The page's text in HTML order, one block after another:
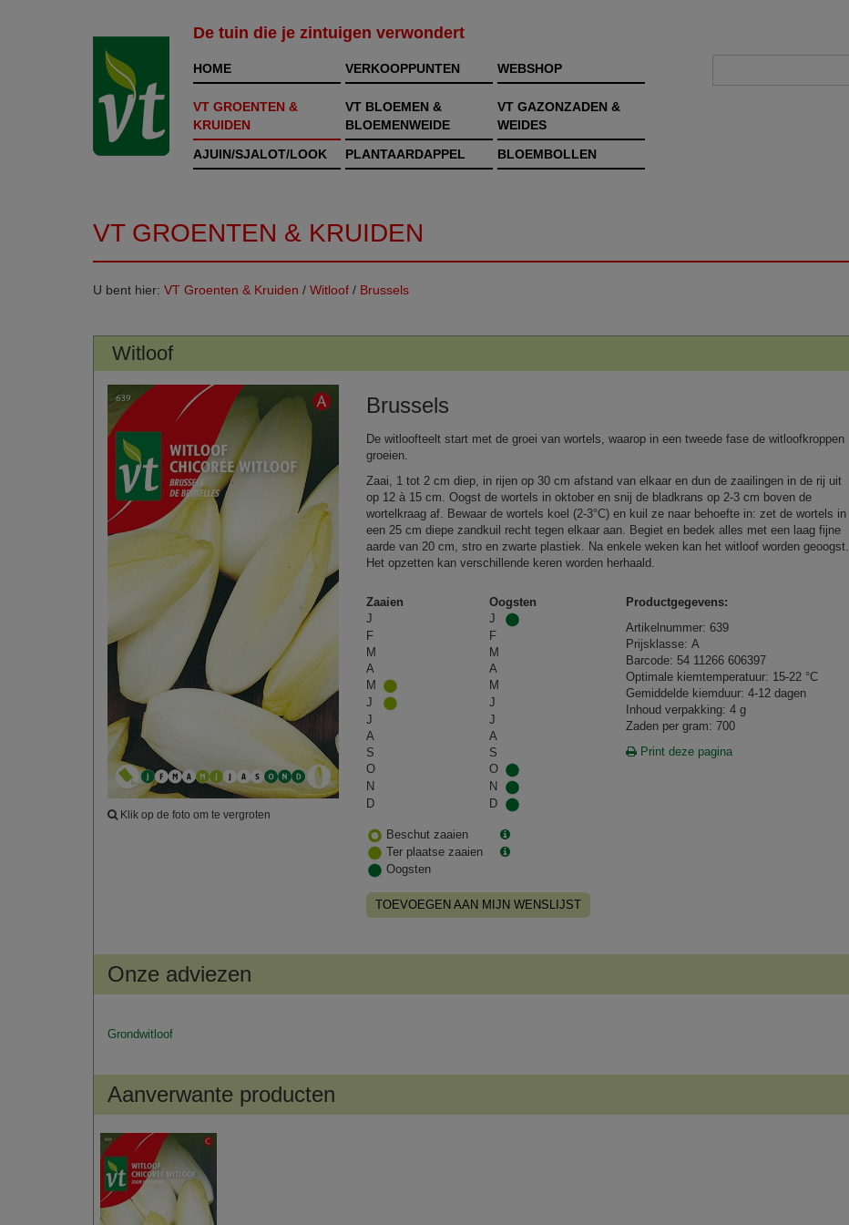
De tuin die je zintuigen verwondert
HOME VERKOOPPUNTEN WEBSHOP
VT GROENTEN &
KRUIDEN
VT BLOEMEN &
BLOEMENWEIDE
VT GAZONZADEN &
WEIDES
AJUIN/SJALOT/LOOK
PLANTAARDAPPEL BLOEMBOLLEN
VT GROENTEN & KRUIDEN
U bent hier: VT Groenten & Kruiden / Witloof / Brussels
Witloof
Klik op de foto om te vergroten
Brussels
De witloofteelt start met de groei van wortels, waarop in een tweede fase de witloofkroppen
groeien.
Zaai, 1 tot 2 cm diep, in rijen op 30 cm afstand van elkaar en dun de zaailingen in de rij uit
op 12 à 15 cm. Oogst de wortels in oktober en snij de bladkrans op 2-3 cm boven de
wortelkraag af. Bewaar de wortels koel (2-3°C) en kuil ze naar behoefte in: zet de wortels in
een 25 cm diepe zandkuil recht tegen elkaar aan. Begiet en bedek alles met een laag fijne
aarde van 20 cm, stro en zwarte plastiek. Na enkele weken kan het witloof worden geoogst.
Het opzetten kan verschillende keren worden herhaald.
Zaaien
Oogsten
J
J
F
F
M
M
A
A
M
M
J
J
J
J
A
A
S
S
O
O
N
N
D
D
Beschut zaaien
Ter plaatse zaaien
Oogsten
TOEVOEGEN AAN MIJN WENSLIJST
Productgegevens:
Artikelnummer: 639
Prijsklasse: A
Barcode: 54 11266 606397
Optimale kiemtemperatuur: 15-22 °C
Gemiddelde kiemduur: 4-12 dagen
Inhoud verpakking: 4 g
Zaden per gram: 700
Print deze pagina
Onze adviezen
Grondwitloof
Aanverwante producten